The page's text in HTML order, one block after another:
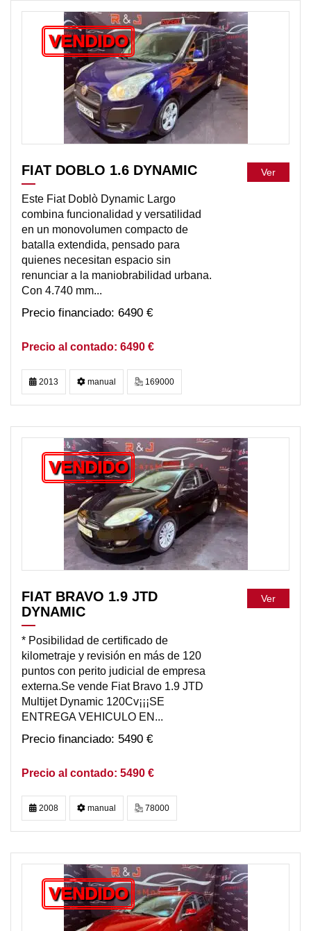
VENDIDO
FIAT DOBLO 1.6 DYNAMIC
Este Fiat Doblò Dynamic Largo
combina funcionalidad y versatilidad
en un monovolumen compacto de
batalla extendida, pensado para
quienes necesitan espacio sin
renunciar a la maniobrabilidad urbana.
Con 4.740 mm...
6490 €
6490 €
Ver
2013 manual 169000
VENDIDO
FIAT BRAVO 1.9 JTD
DYNAMIC
* Posibilidad de certificado de
kilometraje y revisión en más de 120
puntos con perito judicial de empresa
externa.Se vende Fiat Bravo 1.9 JTD
Multijet Dynamic 120Cv¡¡¡SE
ENTREGA VEHICULO EN...
5490 €
5490 €
Ver
2008 manual 78000
VENDIDO